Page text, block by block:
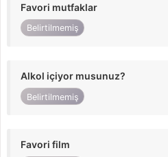
Favori mutfaklar
Belirtilmemiş
Alkol içiyor musunuz?
Belirtilmemiş
Favori film